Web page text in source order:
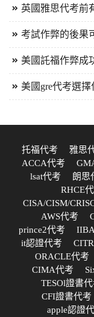
英國雅思代考前
考試作弊的後果
美國託福作弊成
美國gre代考選
托福代考 雅思
ACCA代考
lsat代考
朗思
RHCE
CISA/CISM/
AWS代考
prince2代考
it認證代考
ORACLE代考
CIMA代考
TESOl證書
CFI證書代考
apple認證